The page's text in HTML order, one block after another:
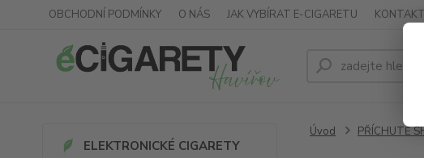
OBCHODNÍ PODMÍNKY O NÁS JAK VYBÍRAT E-CIGARETU KONTAKT
ELEKTRONICKÉ CIGARETY
Úvod PŘÍCHUTĚ